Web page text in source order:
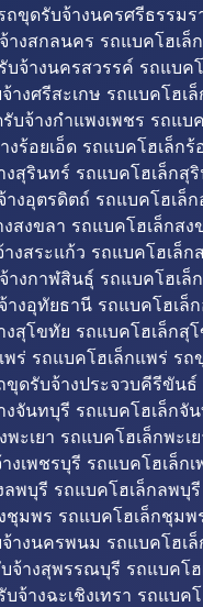
ขุดรับจ้างนครศรีธรรม
างสกลนคร รถแบคโฮเ
จ้างนครสวรรค์ รถแบ
างศรีสะเกษ รถแบคโฮเ
บจ้างกำแพงเพชร รถแ
ร้อยเอ็ด รถแบคโฮเล็ก
สุรินทร์ รถแบคโฮเล็ก
งอุตรดิตถ์ รถแบคโฮเล็
สงขลา รถแบคโฮเล็กส
งสระแก้ว รถแบคโฮเล็
างกาฬสินธุ์ รถแบคโฮเ
งอุทัยธานี รถแบคโฮเ
สุโขทัย รถแบคโฮเล็ก
ร่ รถแบคโฮเล็กแพร่ ร
ดรับจ้างประจวบคีรีขัน
จันทบุรี รถแบคโฮเล็ก
ะเยา รถแบคโฮเล็กพะ
งเพชรบุรี รถแบคโฮเล็ก
พบุรี รถแบคโฮเล็กลพ
ชุมพร รถแบคโฮเล็กชุม
างนครพนม รถแบคโฮ
จ้างสุพรรณบุรี รถแบค
จ้างฉะเชิงเทรา รถแบค